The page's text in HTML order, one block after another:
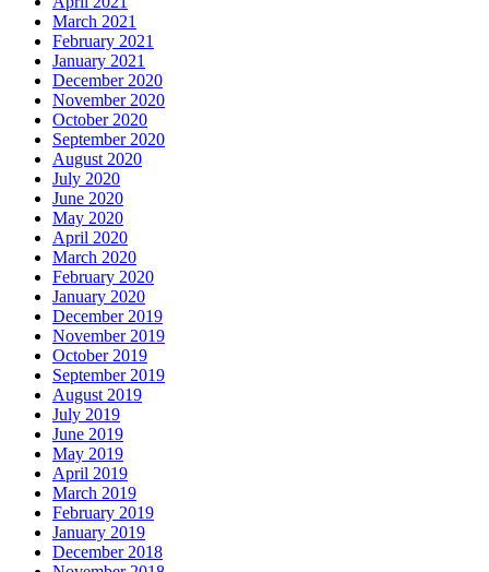
March 2021
February 2021
January 2021
December 2020
November 2020
October 2020
September 2020
August 2020
July 2020
June 2020
May 2020
April 2020
March 2020
February 2020
January 2020
December 2019
November 2019
October 2019
September 2019
August 2019
July 2019
June 2019
May 2019
April 2019
March 2019
February 2019
January 2019
December 2018